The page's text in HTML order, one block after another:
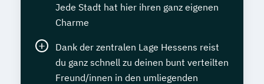
Jede Stadt hat hier ihren ganz eigenen
Charme
Dank der zentralen Lage Hessens reist
du ganz schnell zu deinen bunt verteilten
Freund/innen in den umliegenden